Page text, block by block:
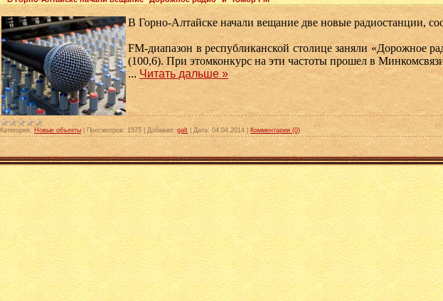
В Горно-Алтайске начали вещание две новые радиостанции,
FM-диапазон в республиканской столице заняли «Дорожное
(100,6). При этомконкурс на эти частоты прошел в
... Читать дальше »
Категория: Новые объекты Просмотров: 1575 Добавил: galt Дата: 04.04.2014 Комментарии (0)